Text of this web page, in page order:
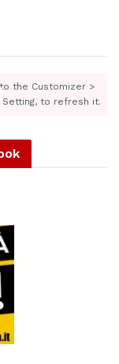
the Customizer >
Setting, to refresh it.